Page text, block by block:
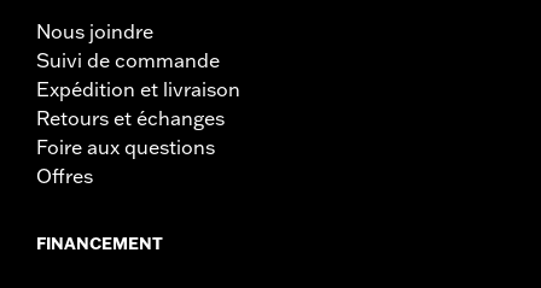
Nous joindre
Suivi de commande
Expédition et livraison
Retours et échanges
Foire aux questions
Offres
FINANCEMENT